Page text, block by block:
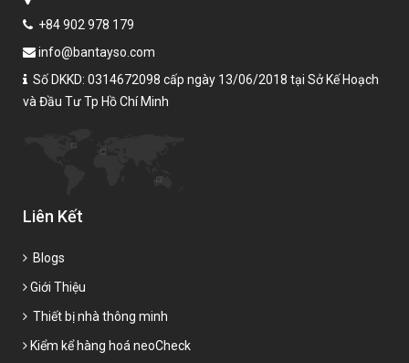
+84 902 978 179
info@bantayso.com
Số DKKD: 0314672098 cấp ngày 13/06/2018 tại Sở Kế Hoạch
và Đầu Tư Tp Hồ Chí Minh
Liên Kết
Blogs
Giới Thiệu
Thiết bị nhà thông minh
Kiểm kể hàng hoá neoCheck